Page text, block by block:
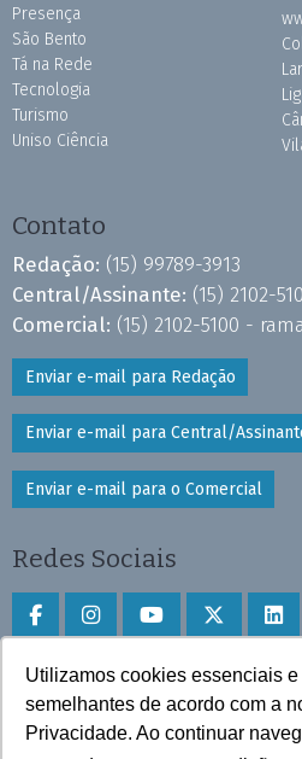
Utilizamos cookies essenciais
semelhantes de acordo com a
Privacidade. Ao continuar
Presença
São Bento
Tá na Rede
Tecnologia
Turismo
Uniso Ciência
Contato
Redação: (15) 99789-3913
Central/Assinante: (15) 2102-
Comercial: (15) 2102-5100 -
Enviar e-mail para Redação
Enviar e-mail para Central/
Enviar e-mail para o Comercial
Redes Sociais
Faça download do aplicativo
Play Store e App Store